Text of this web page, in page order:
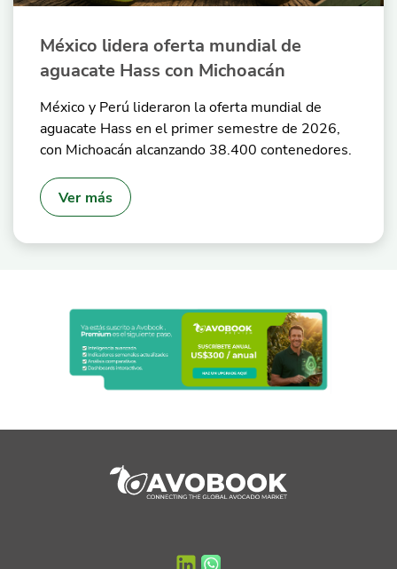
México lidera oferta mundial de
aguacate Hass con Michoacán
México y Perú lideraron la oferta mundial de
aguacate Hass en el primer semestre de 2026,
con Michoacán alcanzando 38.400 contenedores.
Ver más